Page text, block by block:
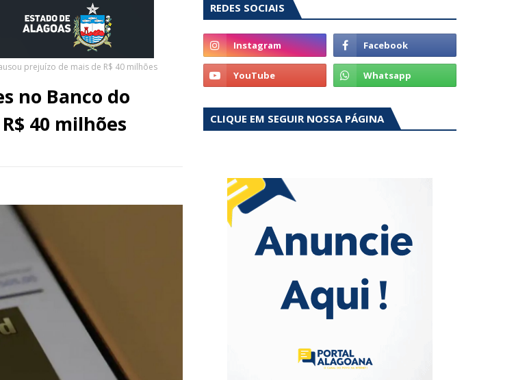
prejuízo de mais de R$ 40 milhões
no Banco do
40 milhões
REDES SOCIAIS
CLIQUE EM SEGUIR NOSSA PÁGINA